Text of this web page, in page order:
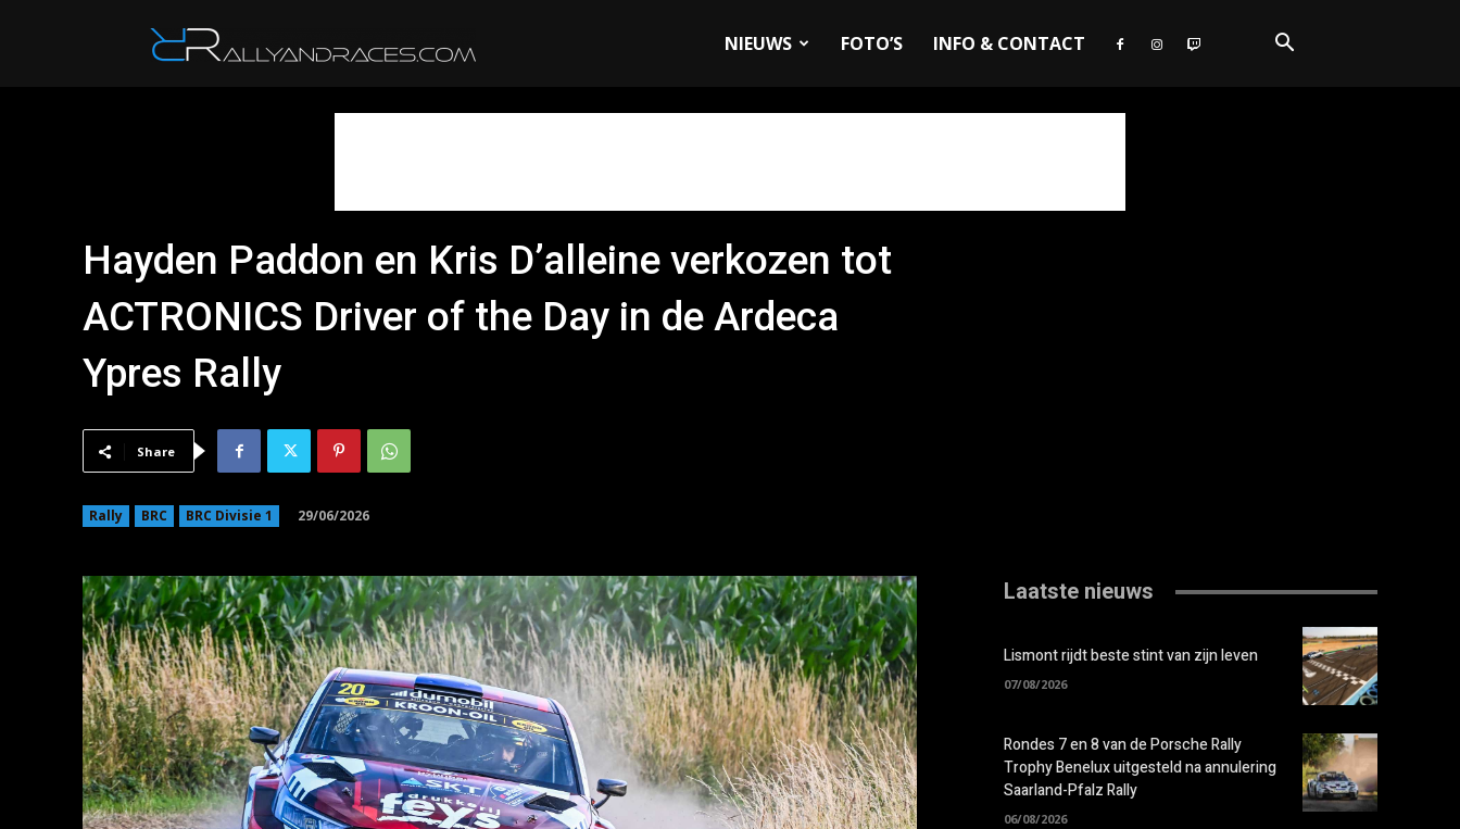
NIEUWS FOTO’S INFO & CONTACT
Hayden Paddon en Kris D’alleine verkozen tot
ACTRONICS Driver of the Day in de Ardeca
Ypres Rally
Share
Rally BRC BRC Divisie 1 29/06/2026
Laatste nieuws
Lismont rijdt beste stint van zijn leven
07/08/2026
Rondes 7 en 8 van de Porsche Rally
Trophy Benelux uitgesteld na annulering
Saarland-Pfalz Rally
06/08/2026